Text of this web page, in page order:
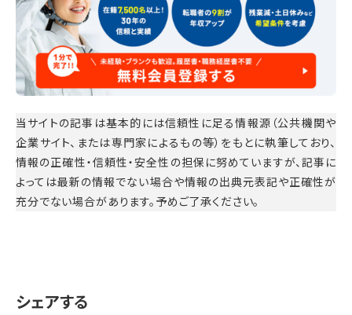
当サイトの記事は基本的には信頼性に足る情報源（公共機関や
企業サイト、または専門家によるもの等）をもとに執筆しており、
情報の正確性・信頼性・安全性の担保に努めていますが、記事に
よっては最新の情報でない場合や情報の出典元表記や正確性が
充分でない場合があります。予めご了承ください。
シェアする